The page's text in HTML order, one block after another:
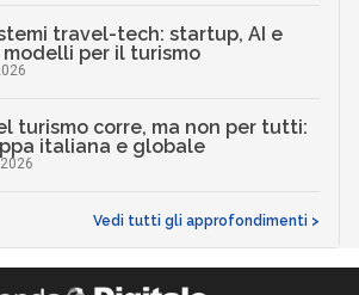
travel-tech: startup, AI e
per il turismo
turismo corre, ma non per tutti:
italiana e globale
Vedi tutti gli approfondimenti >